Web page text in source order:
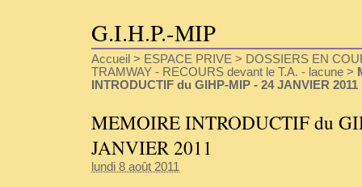
G.I.H.P.-MIP
Accueil > ESPACE PRIVE > DOSSIERS EN
TRAMWAY - RECOURS devant le T.A. - lacune >
INTRODUCTIF du GIHP-MIP - 24 JANVIER 2011
MEMOIRE INTRODUCTIF du
JANVIER 2011
lundi 8 août 2011